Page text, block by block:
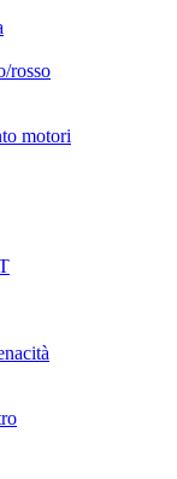
rosso
motori